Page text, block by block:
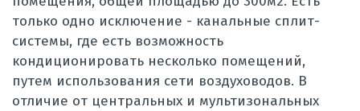
только одно исключение - канальные сплит-
системы, где есть возможность
кондиционировать несколько помещений,
путем использования сети воздуховодов. В
отличие от центральных и мультизональных